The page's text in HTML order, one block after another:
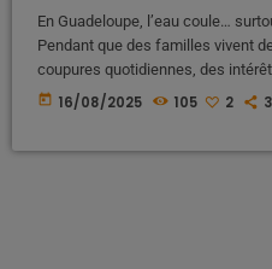
En Guadeloupe, l’eau coule…
Pendant que des familles vivent
coupures quotidiennes, des
sur cette pénurie organisée.
today 16/08/2025 105 2 3